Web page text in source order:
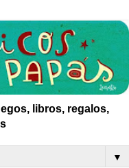
libros, regalos,
▼